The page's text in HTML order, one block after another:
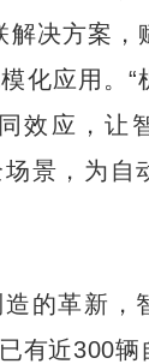
解决方案，
化应用。“
效应，让
景，为自
革新，
有近300辆